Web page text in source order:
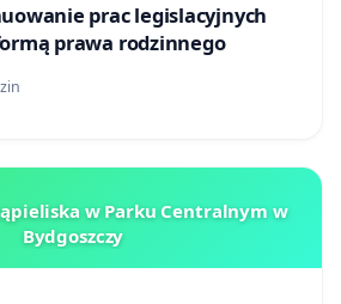
prac legislacyjnych
prawa rodzinnego
w Parku Centralnym w
Bydgoszczy